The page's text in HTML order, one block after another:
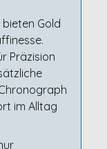
Gold
Präzision
im Alltag